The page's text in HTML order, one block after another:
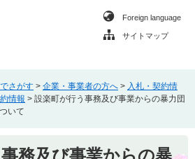
Foreign language
サイトマップ
さがす > 企業・事業者の方へ > 入札・契約情
情報 > 設楽町が行う事務及び事業からの暴力団
いて
務及び事業からの暴